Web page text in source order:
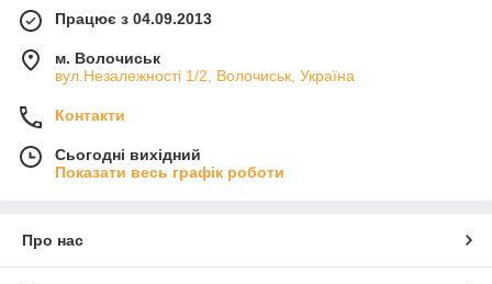
Працює з 04.09.2013
м. Волочиськ
вул.Незалежності 1/2, Волочиськ, Україна
Контакти
Сьогодні вихідний
Показати весь графік роботи
Про нас